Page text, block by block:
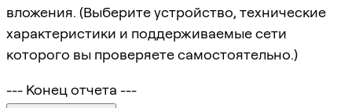
вложения. (Выберите устройство, технические
характеристики и поддерживаемые сети
которого вы проверяете самостоятельно.)
--- Конец отчета ---